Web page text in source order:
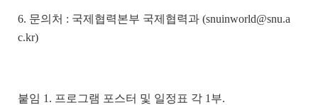
6. 문의처 : 국제협력본부 국제협력과 (snuinworld@snu.a
c.kr)
붙임 1. 프로그램 포스터 및 일정표 각 1부.